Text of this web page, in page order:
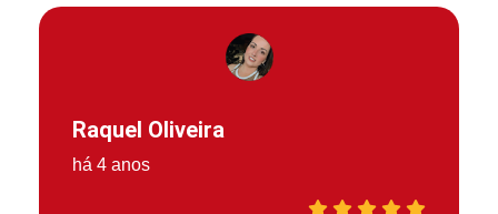
Raquel Oliveira
há 4 anos